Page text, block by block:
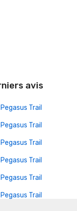
avis
Trail
Trail
Trail
Trail
Trail
Trail